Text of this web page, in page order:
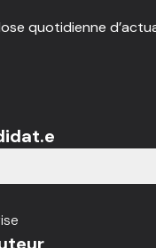
quotidienne